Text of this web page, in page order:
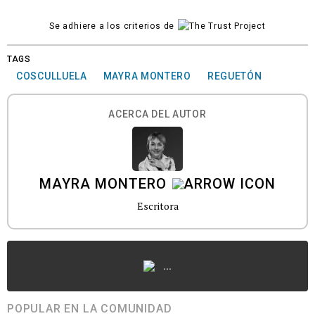
Se adhiere a los criterios de
TAGS
COSCULLUELA MAYRA MONTERO REGUETÓN
ACERCA DEL AUTOR
MAYRA MONTERO
Escritora
...
POPULAR EN LA COMUNIDAD